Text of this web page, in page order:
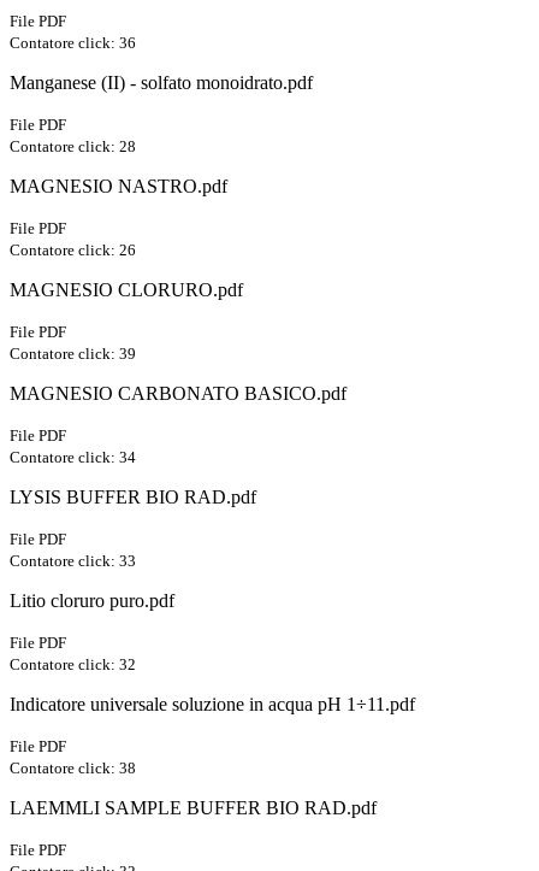
File PDF
Contatore click: 36
Manganese (II) - solfato monoidrato.pdf
File PDF
Contatore click: 28
MAGNESIO NASTRO.pdf
File PDF
Contatore click: 26
MAGNESIO CLORURO.pdf
File PDF
Contatore click: 39
MAGNESIO CARBONATO BASICO.pdf
File PDF
Contatore click: 34
LYSIS BUFFER BIO RAD.pdf
File PDF
Contatore click: 33
Litio cloruro puro.pdf
File PDF
Contatore click: 32
Indicatore universale soluzione in acqua pH 1÷11.pdf
File PDF
Contatore click: 38
LAEMMLI SAMPLE BUFFER BIO RAD.pdf
File PDF